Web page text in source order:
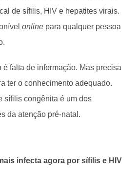
de sífilis, HIV e hepatites virais.
online para qualquer pessoa
é falta de informação. Mas precisa
ter o conhecimento adequado.
sífilis congênita é um dos
da atenção pré-natal.
infecta agora por sífilis e HIV